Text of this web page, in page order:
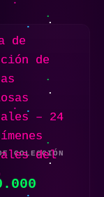
COLECCIÓN
NATURALES